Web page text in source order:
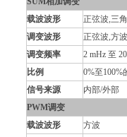
载波波形
正弦波,三
调变波形
正弦波,方
调变频率
2 mHz 至
比例
0%至100%
信号来源
内部/外部
PWM调变
载波波形
方波